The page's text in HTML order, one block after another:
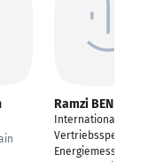
Ramzi BEN ABİD ®
Internationaler B2B
Vertriebsspezialist –
Energiemessung &